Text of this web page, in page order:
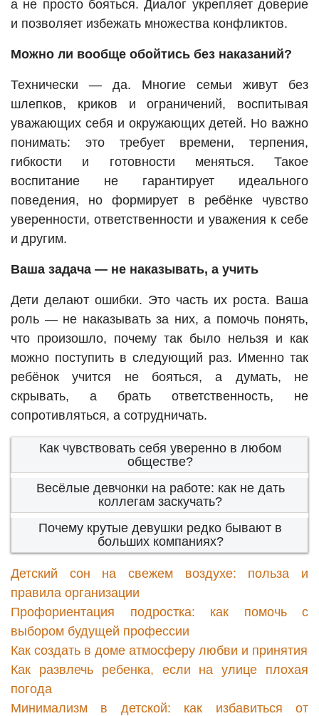
а не просто бояться. Диалог укрепляет доверие
и позволяет избежать множества конфликтов.
Можно ли вообще обойтись без наказаний?
Технически — да. Многие семьи живут без
шлепков, криков и ограничений, воспитывая
уважающих себя и окружающих детей. Но важно
понимать: это требует времени, терпения,
гибкости и готовности меняться. Такое
воспитание не гарантирует идеального
поведения, но формирует в ребёнке чувство
уверенности, ответственности и уважения к себе
и другим.
Ваша задача — не наказывать, а учить
Дети делают ошибки. Это часть их роста. Ваша
роль — не наказывать за них, а помочь понять,
что произошло, почему так было нельзя и как
можно поступить в следующий раз. Именно так
ребёнок учится не бояться, а думать, не
скрывать, а брать ответственность, не
сопротивляться, а сотрудничать.
Как чувствовать себя уверенно в любом
обществе?
Весёлые девчонки на работе: как не дать
коллегам заскучать?
Почему крутые девушки редко бывают в
больших компаниях?
Детский сон на свежем воздухе: польза и
правила организации
Профориентация подростка: как помочь с
выбором будущей профессии
Как создать в доме атмосферу любви и принятия
Как развлечь ребенка, если на улице плохая
погода
Минимализм в детской: как избавиться от